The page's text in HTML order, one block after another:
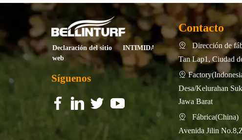
Declaración del sitio
web
INTIMIDAD
Síguenos
ff f
f f
f
Contacto

Dirección de
Tan Lap1, Ciudad

Desa/Kelurahan
Jawa Barat

Fábrica(China)
Avenida Jilin